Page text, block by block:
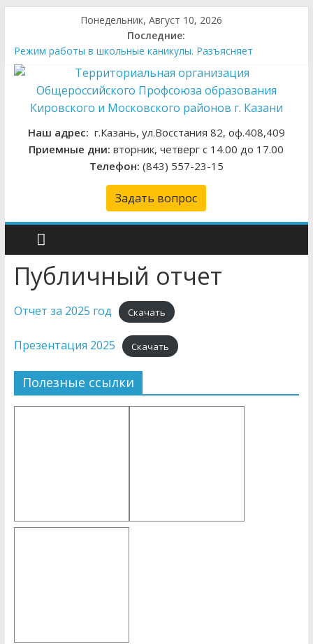
Понедельник, Август 10, 2026
Последние:
Режим работы в школьные каникулы. Разъясняет
правовой инспектор труда
Свияжск как источник вдохновения: экскурсия для
управленцев образования
Среди лучших на «Арктуре»
Никто не забыт….
Охрана труда в образовательных учреждениях: взгляд
изнутри
Наш адрес: г.Казань, ул.Восстания 82, оф.408,409
Приемные дни: вторник, четверг с 14.00 до 17.00
Телефон: (843) 557-23-15
Задать вопрос
Публичный отчет
Отчет за 2025 год Скачать
Презентация 2025 Скачать
Полезные ссылки